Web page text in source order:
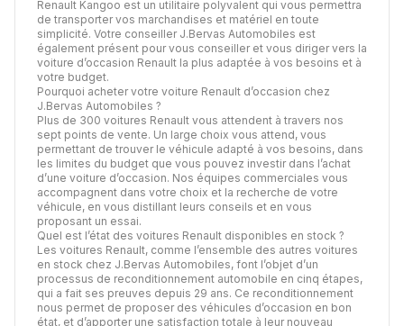
Renault Kangoo est un utilitaire polyvalent qui vous permettra
de transporter vos marchandises et matériel en toute
simplicité. Votre conseiller J.Bervas Automobiles est
également présent pour vous conseiller et vous diriger vers la
voiture d’occasion Renault la plus adaptée à vos besoins et à
votre budget.
Pourquoi acheter votre voiture Renault d’occasion chez
J.Bervas Automobiles ?
Plus de 300 voitures Renault vous attendent à travers nos
sept points de vente. Un large choix vous attend, vous
permettant de trouver le véhicule adapté à vos besoins, dans
les limites du budget que vous pouvez investir dans l’achat
d’une voiture d’occasion. Nos équipes commerciales vous
accompagnent dans votre choix et la recherche de votre
véhicule, en vous distillant leurs conseils et en vous
proposant un essai.
Quel est l’état des voitures Renault disponibles en stock ?
Les voitures Renault, comme l’ensemble des autres voitures
en stock chez J.Bervas Automobiles, font l’objet d’un
processus de reconditionnement automobile en cinq étapes,
qui a fait ses preuves depuis 29 ans. Ce reconditionnement
nous permet de proposer des véhicules d’occasion en bon
état, et d’apporter une satisfaction totale à leur nouveau